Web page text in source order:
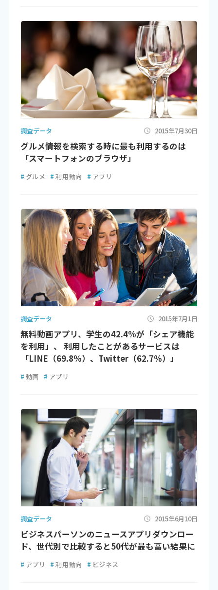
調査データ 2015年7月30日
グルメ情報を検索する時に最も利用するのは
「スマートフォンのブラウザ」
# グルメ # 利用動向 # アプリ
調査データ 2015年7月1日
無料動画アプリ、学生の42.4%が「シェア機能
を利用」、 利用したことがあるサービスは
「LINE（69.8％）、Twitter（62.7％）」
# 動画 # アプリ
調査データ 2015年6月10日
ビジネスパーソンのニュースアプリダウンロー
ド、世代別で比較すると50代が最も高い結果に
# アプリ # 利用動向 # ビジネス